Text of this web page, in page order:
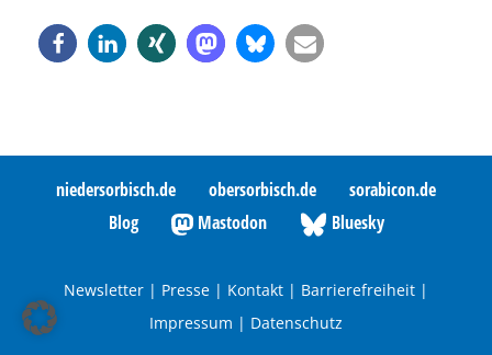
niedersorbisch.de obersorbisch.de
sorabicon.de
Blog
Mastodon Bluesky
Newsletter | Presse | Kontakt | Barrierefreiheit |
Impressum | Datenschutz